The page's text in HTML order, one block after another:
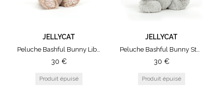
JELLYCAT
Peluche Bashful Bunny Liberty - Medium Bea Beige
30 €
JELLYCAT
Peluche Bashful Bunny Stars - Medium Shimmer
30 €